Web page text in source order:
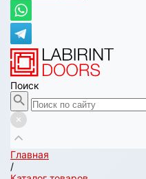
Поиск
Главная
/